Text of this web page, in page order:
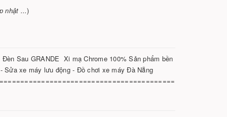
nhật ...)
Sau GRANDE Xi mạ Chrome 100% Sản phẩm bền
Sửa xe máy lưu động - Đồ chơi xe máy Đà Nẵng